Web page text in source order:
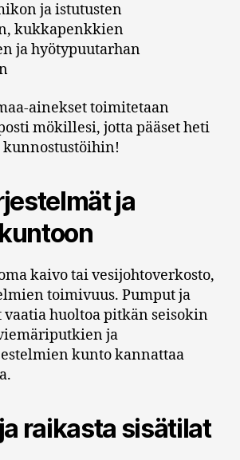
ja istutusten
kukkapenkkien
ja hyötypuutarhan
ainekset toimitetaan
mökillesi, jotta pääset heti
ja
kaivo tai vesijohtoverkosto,
toimivuus. Pumput ja
vaatia huoltoa pitkän seisokin
ja
kunto kannattaa
raikasta sisätilat